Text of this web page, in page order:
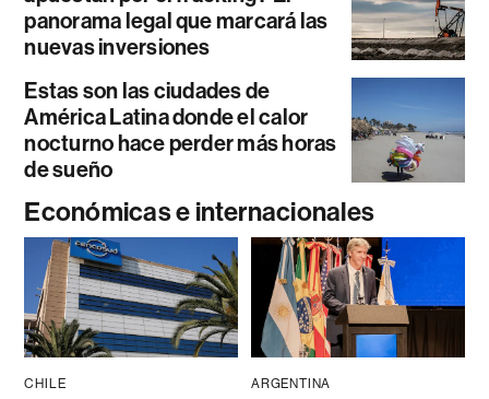
panorama legal que marcará las
nuevas inversiones
Estas son las ciudades de
América Latina donde el calor
nocturno hace perder más horas
de sueño
Económicas e internacionales
CHILE ARGENTINA